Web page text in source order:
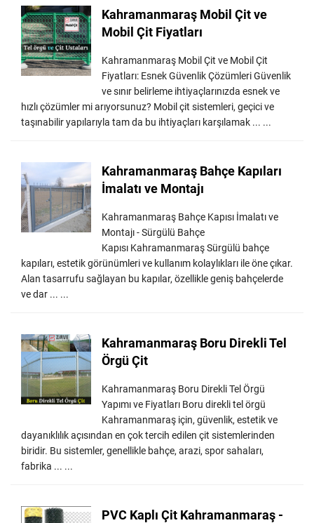
Kahramanmaraş Mobil Çit ve
Mobil Çit Fiyatları
Kahramanmaraş Mobil Çit ve Mobil Çit
Fiyatları: Esnek Güvenlik Çözümleri Güvenlik
ve sınır belirleme ihtiyaçlarınızda esnek ve
hızlı çözümler mi arıyorsunuz? Mobil çit sistemleri, geçici ve
taşınabilir yapılarıyla tam da bu ihtiyaçları karşılamak ... ...
Kahramanmaraş Bahçe Kapıları
İmalatı ve Montajı
Kahramanmaraş Bahçe Kapısı İmalatı ve
Montajı - Sürgülü Bahçe
Kapısı Kahramanmaraş Sürgülü bahçe
kapıları, estetik görünümleri ve kullanım kolaylıkları ile öne çıkar.
Alan tasarrufu sağlayan bu kapılar, özellikle geniş bahçelerde
ve dar ... ...
Kahramanmaraş Boru Direkli Tel
Örgü Çit
Kahramanmaraş Boru Direkli Tel Örgü
Yapımı ve Fiyatları Boru direkli tel örgü
Kahramanmaraş için, güvenlik, estetik ve
dayanıklılık açısından en çok tercih edilen çit sistemlerinden
biridir. Bu sistemler, genellikle bahçe, arazi, spor sahaları,
fabrika ... ...
PVC Kaplı Çit Kahramanmaraş -